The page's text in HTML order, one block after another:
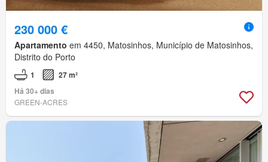
230 000 €
Apartamento em 4450, Matosinhos, Município de Matosinhos,
Distrito do Porto
1
27 m²
Há 30+ dias
GREEN-ACRES